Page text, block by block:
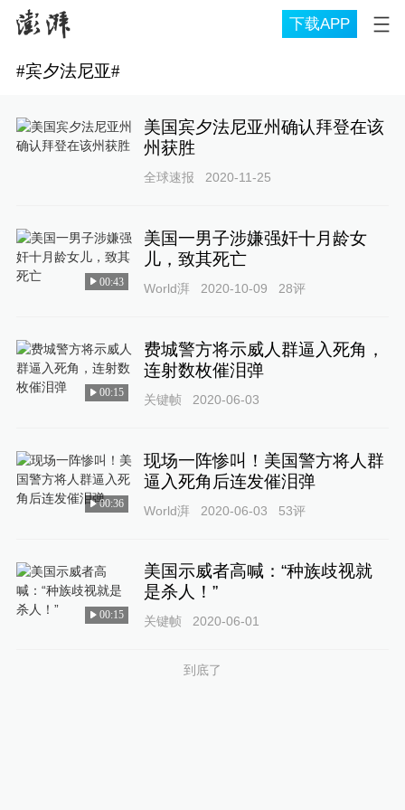
下载APP
#宾夕法尼亚#
美国宾夕法尼亚州确认拜登在该
州获胜
全球速报 2020-11-25
00:43
美国一男子涉嫌强奸十月龄女
儿，致其死亡
World湃 2020-10-09 28评
00:15
费城警方将示威人群逼入死角，
连射数枚催泪弹
关键帧 2020-06-03
00:36
现场一阵惨叫！美国警方将人群
逼入死角后连发催泪弹
World湃 2020-06-03 53评
00:15
美国示威者高喊：“种族歧视就
是杀人！”
关键帧 2020-06-01
到底了